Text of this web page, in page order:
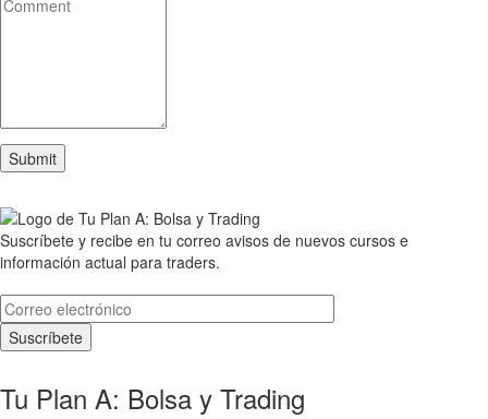
Suscríbete y recibe en tu correo avisos de nuevos cursos e
información actual para traders.
Tu Plan A: Bolsa y Trading